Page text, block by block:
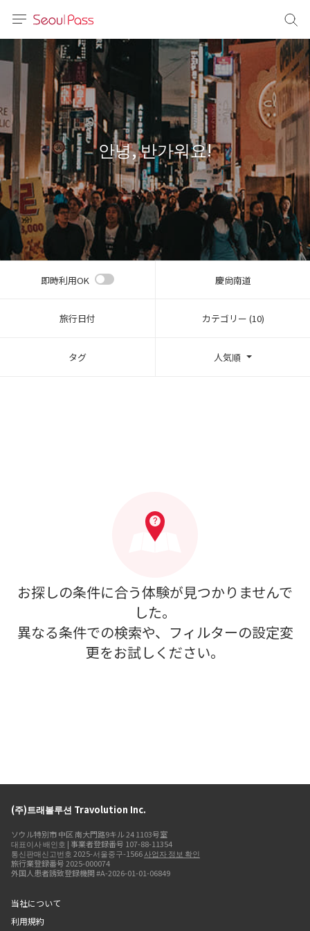
体)
文 (台灣)
안녕, 반가워요!
即時利用OK 慶尙南道
旅行日付 カテゴリー (10)
タグ 人気順
お探しの条件に合う体験が見つかりませんで
した。
異なる条件での検索や、フィルターの設定変
更をお試しください。
(주)트래볼루션 Travolution Inc.
ソウル特別市 中区 南大門路9キル 24 1103号室
대표이사 배인호 | 事業者登録番号 107-88-11354
통신판매신고번호 2025-서울중구-1566사업자 정보 확인
旅行業登録番号 2025-000074
外国人患者誘致登録機関 #A-2026-01-01-06849
当社について
利用規約